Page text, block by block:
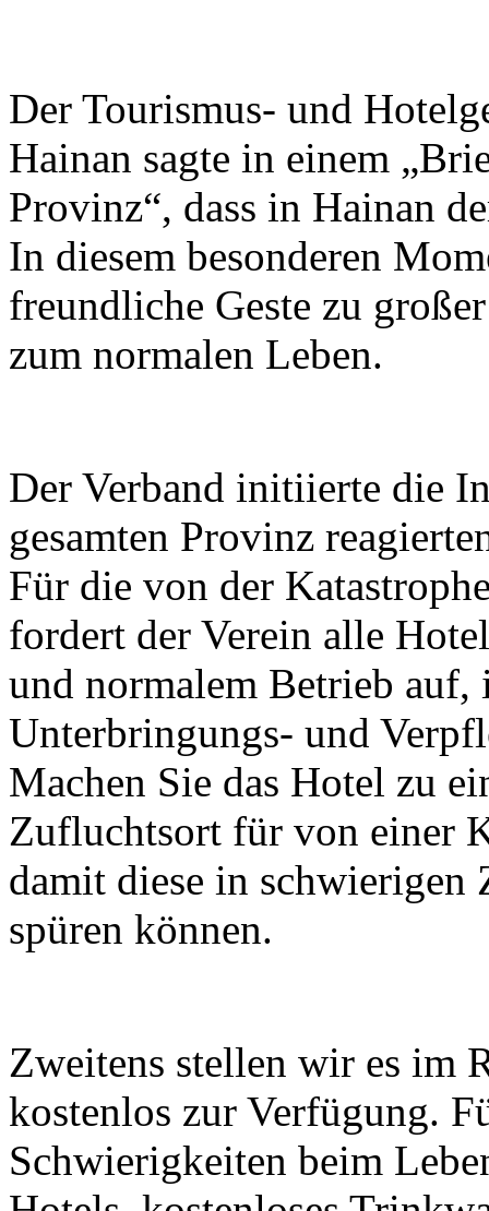
Der Tourismus- und
Hainan sagte in einem
Provinz“, dass in Hainan
In diesem besonderen
freundliche Geste zu
zum normalen Leben.
Der Verband initiierte die
gesamten Provinz
Für die von der
fordert der Verein alle
und normalem Betrieb auf,
Unterbringungs- und
Machen Sie das Hotel zu
Zufluchtsort für von einer
damit diese in schwierigen
spüren können.
Zweitens stellen wir es im
kostenlos zur Verfügung.
Schwierigkeiten beim